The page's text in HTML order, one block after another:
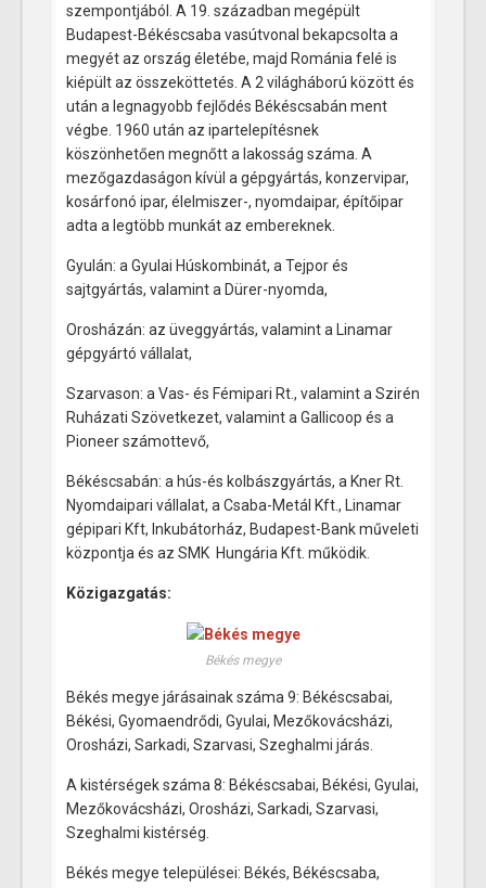
szempontjából. A 19. században megépült
Budapest-Békéscsaba vasútvonal bekapcsolta a
megyét az ország életébe, majd Románia felé is
kiépült az összeköttetés. A 2 világháború között és
után a legnagyobb fejlődés Békéscsabán ment
végbe. 1960 után az ipartelepítésnek
köszönhetően megnőtt a lakosság száma. A
mezőgazdaságon kívül a gépgyártás, konzervipar,
kosárfonó ipar, élelmiszer-, nyomdaipar, építőipar
adta a legtöbb munkát az embereknek.
Gyulán: a Gyulai Húskombinát, a Tejpor és
sajtgyártás, valamint a Dürer-nyomda,
Orosházán: az üveggyártás, valamint a Linamar
gépgyártó vállalat,
Szarvason: a Vas- és Fémipari Rt., valamint a Szirén
Ruházati Szövetkezet, valamint a Gallicoop és a
Pioneer számottevő,
Békéscsabán: a hús-és kolbászgyártás, a Kner Rt.
Nyomdaipari vállalat, a Csaba-Metál Kft., Linamar
gépipari Kft, Inkubátorház, Budapest-Bank műveleti
központja és az SMK Hungária Kft. működik.
Közigazgatás:
Békés megye
Békés megye járásainak száma 9: Békéscsabai,
Békési, Gyomaendrődi, Gyulai, Mezőkovácsházi,
Orosházi, Sarkadi, Szarvasi, Szeghalmi járás.
A kistérségek száma 8: Békéscsabai, Békési, Gyulai,
Mezőkovácsházi, Orosházi, Sarkadi, Szarvasi,
Szeghalmi kistérség.
Békés megye települései: Békés, Békéscsaba,